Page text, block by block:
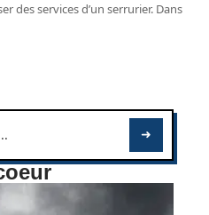
des services d’un serrurier. Dans